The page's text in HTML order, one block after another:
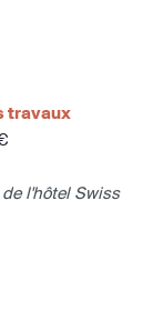
travaux
l'hôtel Swiss